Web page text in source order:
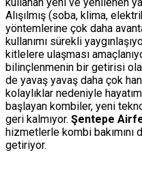
Alışılmış (soba, klima,
yöntemlerine çok daha
kullanımı sürekli
kitlelere ulaşması
bilinçlenmenin bir getirisi
de yavaş yavaş daha çok
kolaylıklar nedeniyle
başlayan kombiler, yeni
geri kalmıyor. Şentepe
hizmetlerle kombi bakımını
getiriyor.